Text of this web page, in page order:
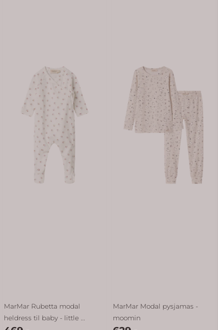
MarMar Rubetta modal
heldress til baby - little ...
MarMar Modal pysjamas -
moomin